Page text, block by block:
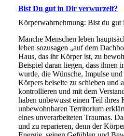
Bist Du gut in Dir verwurzelt?
Körperwahrnehmung: Bist du gut
Manche Menschen leben
leben sozusagen „auf dem
Haus, das ihr Körper ist, zu
Beispiel daran liegen, dass ihnen
wurde, die Wünsche, Impulse
Körpers beiseite zu schieben und
kontrollieren und mit dem
haben unbewusst einen Teil ihres
unbewohnbaren Territorium
eines unverarbeiteten Traumas.
und zu reparieren, denn der